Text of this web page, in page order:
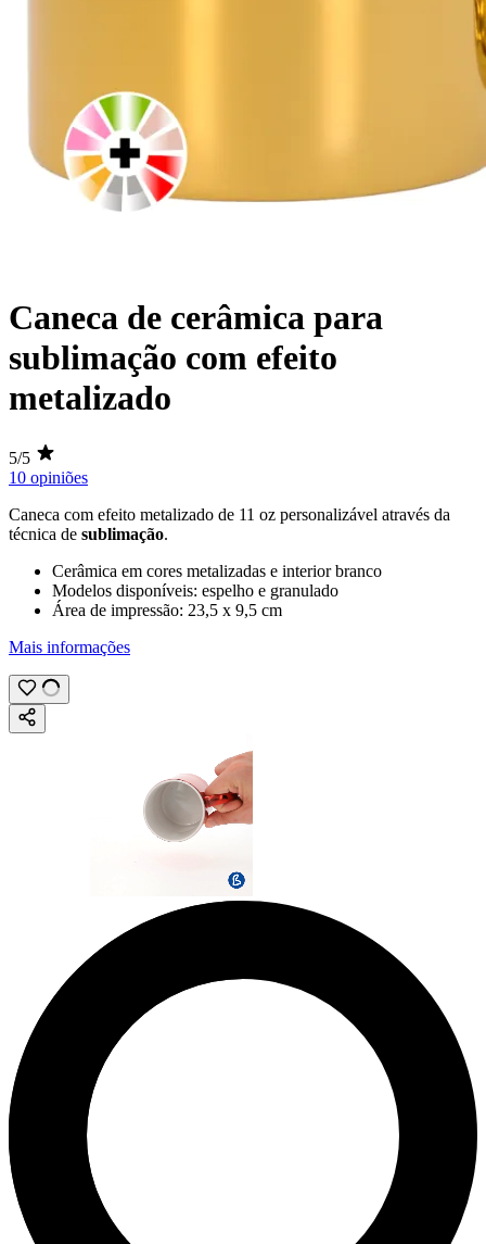
Caneca de cerâmica para
sublimação com efeito
metalizado
5/5
10 opiniões
Caneca com efeito metalizado de 11 oz personalizável através da
técnica de sublimação.
Cerâmica em cores metalizadas e interior branco
Modelos disponíveis: espelho e granulado
Área de impressão: 23,5 x 9,5 cm
Mais informações